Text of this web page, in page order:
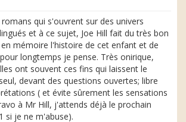
qui s'ouvrent sur des univers
et à ce sujet, Joe Hill fait du très bon
en mémoire l'histoire de cet enfant et de
longtemps je pense. Très onirique,
ont souvent ces fins qui laissent le
devant des questions ouvertes; libre
( et évite sûrement les sensations
à Mr Hill, j'attends déjà le prochain
si je ne m'abuse).